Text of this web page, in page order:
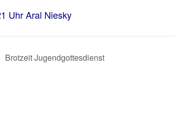
Uhr Aral Niesky
Brotzeit Jugendgottesdienst